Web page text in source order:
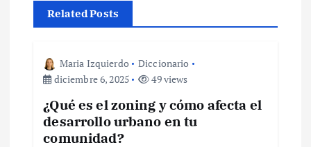
c
Related Posts
Maria Izquierdo
Diccionario
diciembre 6, 2025
49 views
¿Qué es el zoning y cómo afecta el
desarrollo urbano en tu
comunidad?